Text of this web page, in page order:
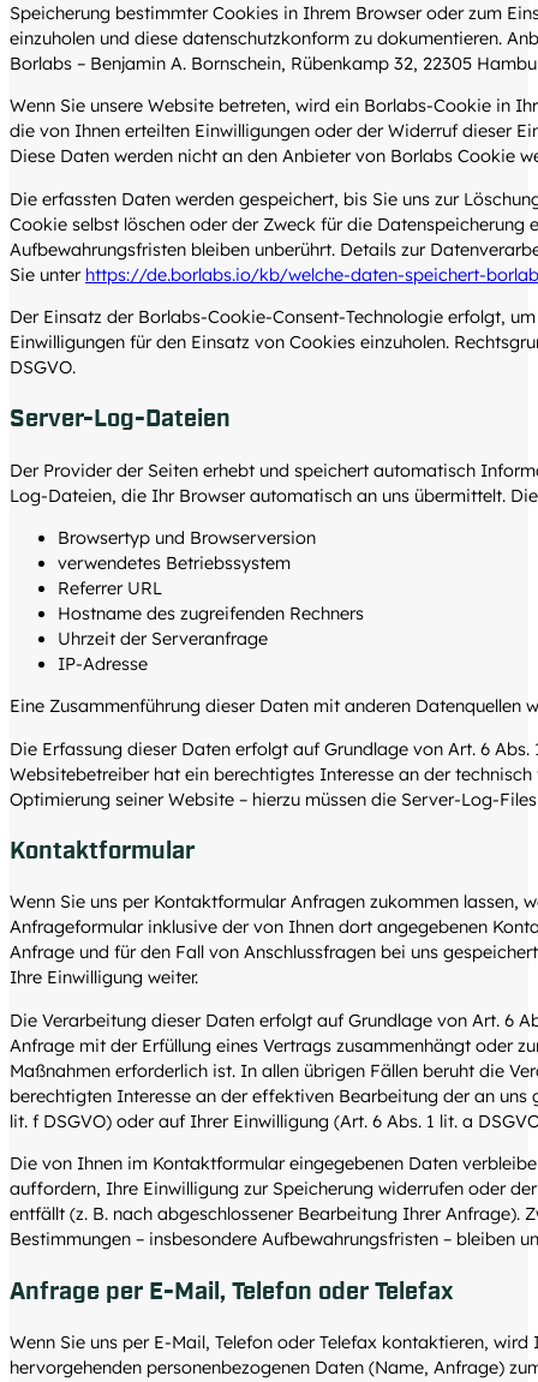
Speicherung bestimmter Cookies in Ihrem Browser oder zum
einzuholen und diese datenschutzkonform zu dokumentieren.
Borlabs – Benjamin A. Bornschein, Rübenkamp 32, 22305
Wenn Sie unsere Website betreten, wird ein Borlabs-Cookie in
die von Ihnen erteilten Einwilligungen oder der Widerruf dieser
Diese Daten werden nicht an den Anbieter von Borlabs Cookie
Die erfassten Daten werden gespeichert, bis Sie uns zur
Cookie selbst löschen oder der Zweck für die Datenspeicherung
Aufbewahrungsfristen bleiben unberührt. Details zur
Sie unter https://de.borlabs.io/kb/welche-daten-speichert-
Der Einsatz der Borlabs-Cookie-Consent-Technologie erfolgt,
Einwilligungen für den Einsatz von Cookies einzuholen.
DSGVO.
Server-Log-Dateien
Der Provider der Seiten erhebt und speichert automatisch
Log-Dateien, die Ihr Browser automatisch an uns übermittelt.
Browsertyp und Browserversion
verwendetes Betriebssystem
Referrer URL
Hostname des zugreifenden Rechners
Uhrzeit der Serveranfrage
IP-Adresse
Eine Zusammenführung dieser Daten mit anderen Datenquellen
Die Erfassung dieser Daten erfolgt auf Grundlage von Art. 6 Abs.
Websitebetreiber hat ein berechtigtes Interesse an der
Optimierung seiner Website – hierzu müssen die Server-Log-
Kontaktformular
Wenn Sie uns per Kontaktformular Anfragen zukommen lassen,
Anfrageformular inklusive der von Ihnen dort angegebenen
Anfrage und für den Fall von Anschlussfragen bei uns
Ihre Einwilligung weiter.
Die Verarbeitung dieser Daten erfolgt auf Grundlage von Art. 6
Anfrage mit der Erfüllung eines Vertrags zusammenhängt oder
Maßnahmen erforderlich ist. In allen übrigen Fällen beruht die
berechtigten Interesse an der effektiven Bearbeitung der an uns
lit. f DSGVO) oder auf Ihrer Einwilligung (Art. 6 Abs. 1 lit. a
Die von Ihnen im Kontaktformular eingegebenen Daten
auffordern, Ihre Einwilligung zur Speicherung widerrufen oder
entfällt (z. B. nach abgeschlossener Bearbeitung Ihrer Anfrage).
Bestimmungen – insbesondere Aufbewahrungsfristen – bleiben
Anfrage per E-Mail, Telefon oder Telefax
Wenn Sie uns per E-Mail, Telefon oder Telefax kontaktieren,
hervorgehenden personenbezogenen Daten (Name, Anfrage)